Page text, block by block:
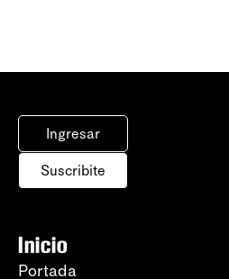
Ingresar
Suscribite
Inicio
Portada